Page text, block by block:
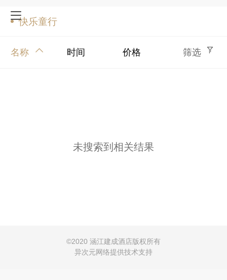
快乐童行
名称 时间 价格 筛选
未搜索到相关结果
©2020 涵江建成酒店版权所有
异次元网络提供技术支持